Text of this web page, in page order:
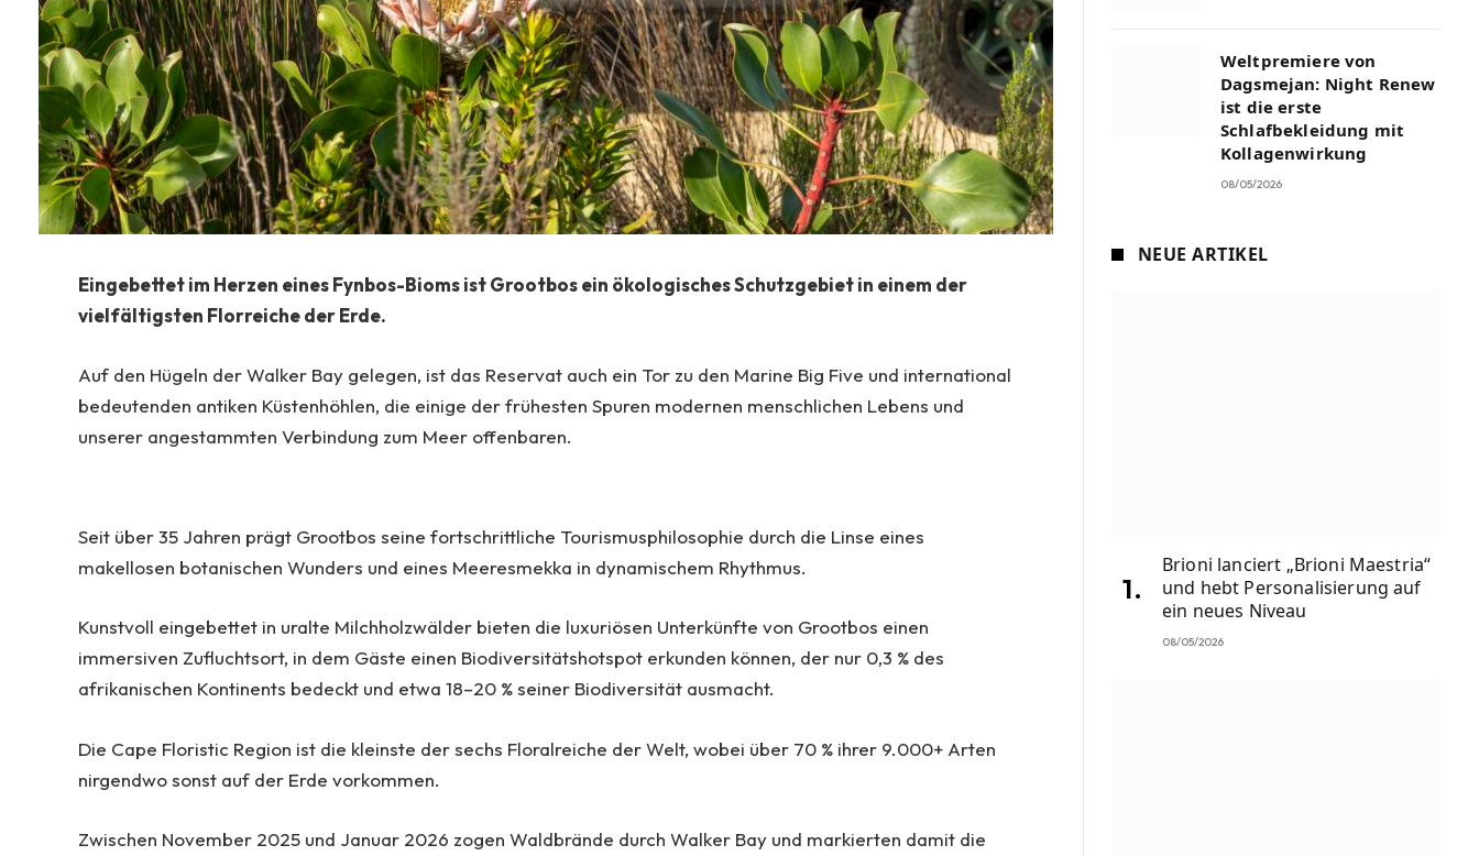
Eingebettet im Herzen eines Fynbos-Bioms ist Grootbos ein ökologisches Schutzgebiet in einem der
vielfältigsten Florreiche der Erde.
Auf den Hügeln der Walker Bay gelegen, ist das Reservat auch ein Tor zu den Marine Big Five und international
bedeutenden antiken Küstenhöhlen, die einige der frühesten Spuren modernen menschlichen Lebens und
unserer angestammten Verbindung zum Meer offenbaren.
Seit über 35 Jahren prägt Grootbos seine fortschrittliche Tourismusphilosophie durch die Linse eines
makellosen botanischen Wunders und eines Meeresmekka in dynamischem Rhythmus.
Kunstvoll eingebettet in uralte Milchholzwälder bieten die luxuriösen Unterkünfte von Grootbos einen
immersiven Zufluchtsort, in dem Gäste einen Biodiversitätshotspot erkunden können, der nur 0,3 % des
afrikanischen Kontinents bedeckt und etwa 18–20 % seiner Biodiversität ausmacht.
Die Cape Floristic Region ist die kleinste der sechs Floralreiche der Welt, wobei über 70 % ihrer 9.000+ Arten
nirgendwo sonst auf der Erde vorkommen.
Zwischen November 2025 und Januar 2026 zogen Waldbrände durch Walker Bay und markierten damit die
Weltpremiere von
Dagsmejan: Night Renew
ist die erste
Schlafbekleidung mit
Kollagenwirkung
08/05/2026
NEUE ARTIKEL
Brioni lanciert „Brioni Maestria“
und hebt Personalisierung auf
ein neues Niveau
08/05/2026